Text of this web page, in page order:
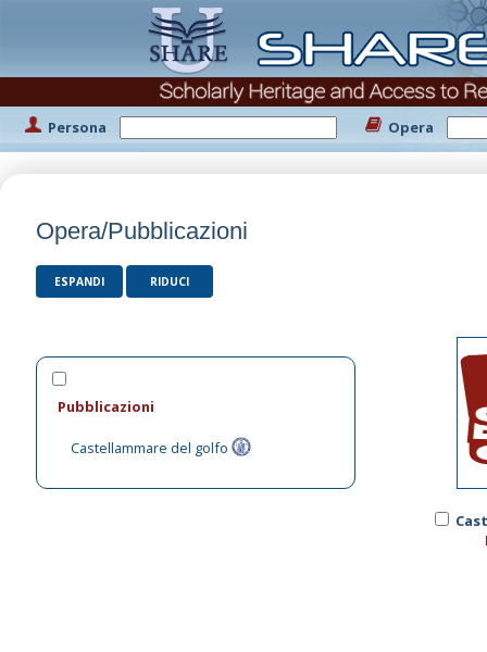
Persona Opera
Opera/Pubblicazioni
ESPANDI RIDUCI
Pubblicazioni
Castellammare del golfo